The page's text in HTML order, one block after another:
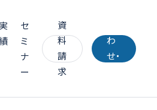
実
セ
ミ
ナ
ー
資
料
請
求
わ
せ・
積